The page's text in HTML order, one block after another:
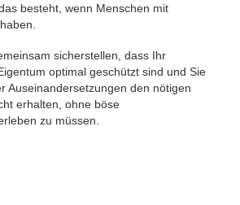
besteht, wenn Menschen mit
sicherstellen, dass Ihr
optimal geschützt sind und Sie
Auseinandersetzungen den nötigen
erhalten, ohne böse
zu müssen.